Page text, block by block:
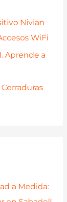
Nivian
WiFi
Aprende a
a Medida: